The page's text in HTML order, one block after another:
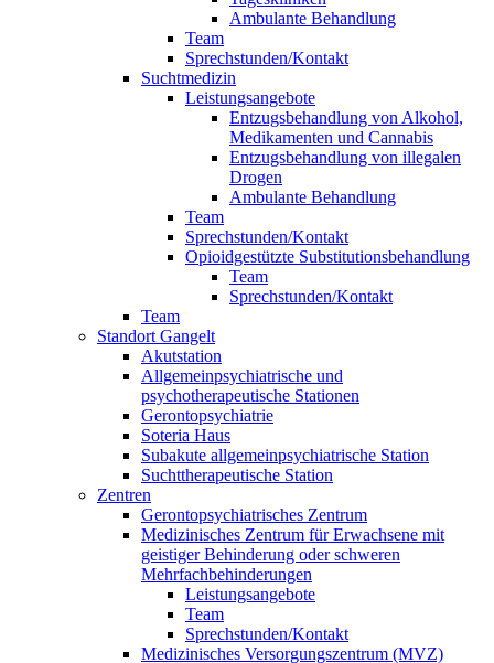
Ambulante Behandlung
Team
Sprechstunden/Kontakt
Suchtmedizin
Leistungsangebote
Entzugsbehandlung von Alkohol,
Medikamenten und Cannabis
Entzugsbehandlung von illegalen
Drogen
Ambulante Behandlung
Team
Sprechstunden/Kontakt
Opioidgestützte Substitutionsbehandlung
Team
Sprechstunden/Kontakt
Team
Standort Gangelt
Akutstation
Allgemeinpsychiatrische und
psychotherapeutische Stationen
Gerontopsychiatrie
Soteria Haus
Subakute allgemeinpsychiatrische Station
Suchttherapeutische Station
Zentren
Gerontopsychiatrisches Zentrum
Medizinisches Zentrum für Erwachsene mit
geistiger Behinderung oder schweren
Mehrfachbehinderungen
Leistungsangebote
Team
Sprechstunden/Kontakt
Medizinisches Versorgungszentrum (MVZ)